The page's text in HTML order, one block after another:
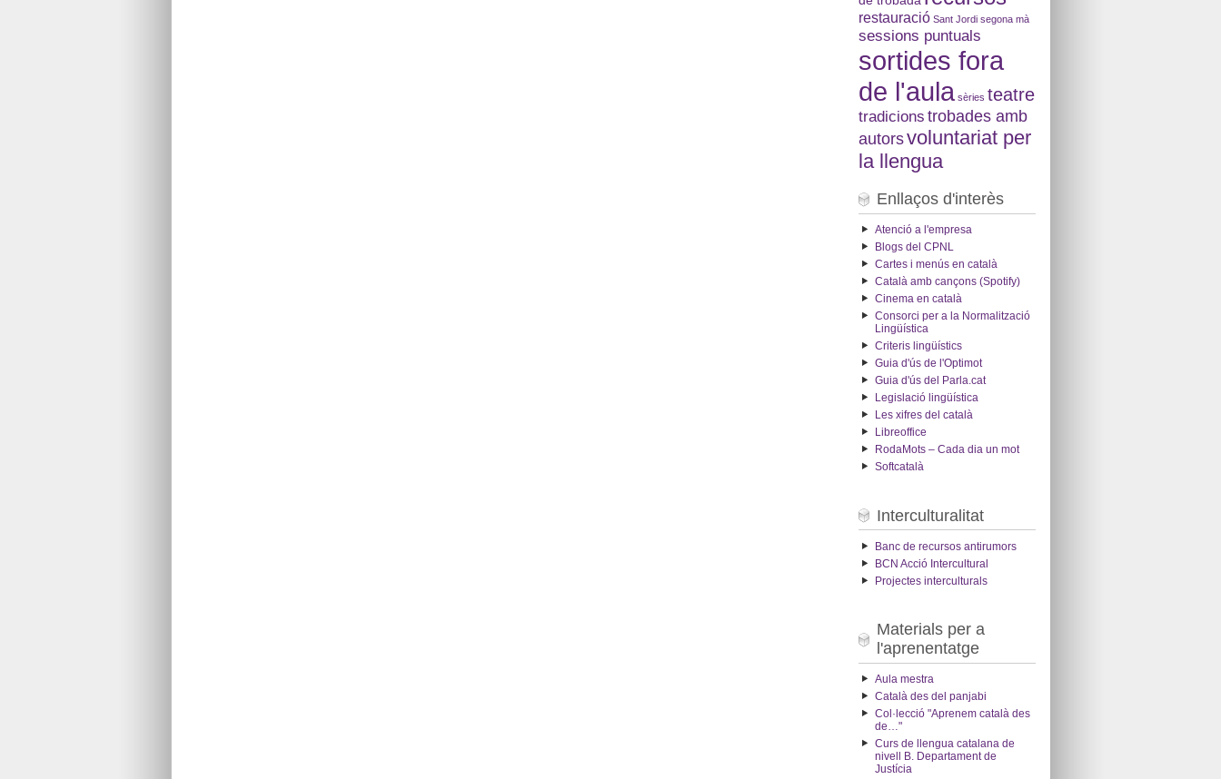
restauració Sant Jordi segona mà
sessions puntuals
sortides fora
de l'aula sèries teatre
tradicions trobades amb
autorsvoluntariat per
la llengua
Enllaços d'interès
Atenció a l'empresa
Blogs del CPNL
Cartes i menús en català
Català amb cançons (Spotify)
Cinema en català
Consorci per a la Normalització
Lingüística
Criteris lingüístics
Guia d'ús de l'Optimot
Guia d'ús del Parla.cat
Legislació lingüística
Les xifres del català
Libreoffice
RodaMots – Cada dia un mot
Softcatalà
Interculturalitat
Banc de recursos antirumors
BCN Acció Intercultural
Projectes interculturals
Materials per a
l'aprenentatge
Aula mestra
Català des del panjabi
Col·lecció "Aprenem català des
de…"
Curs de llengua catalana de
nivell B. Departament de
Justícia